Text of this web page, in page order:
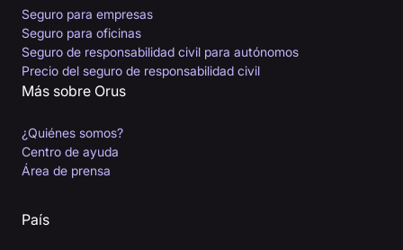
Seguro para empresas
Seguro para oficinas
Seguro de responsabilidad civil para autónomos
Precio del seguro de responsabilidad civil
Más sobre Orus
¿Quiénes somos?
Centro de ayuda
Área de prensa
País